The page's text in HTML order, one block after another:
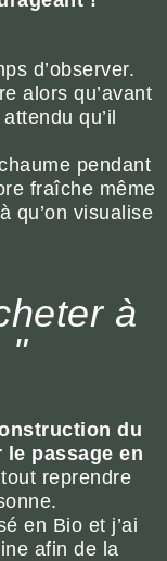
d’observer.
alors qu’avant
qu’il
pendant
fraîche même
qu’on visualise
à
du
passage en
reprendre
en Bio et j’ai
afin de la